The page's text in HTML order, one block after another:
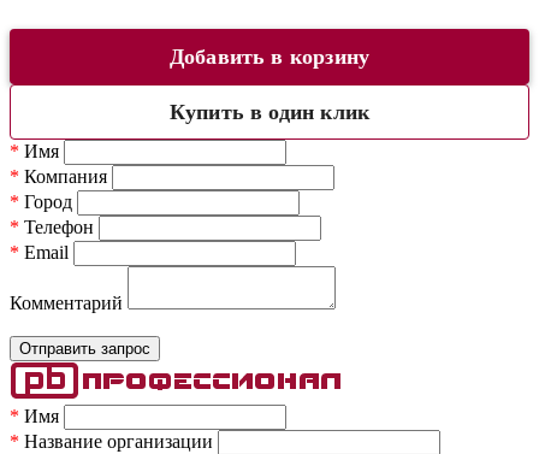
Добавить в корзину
Купить в один клик
* Имя
* Компания
* Город
* Телефон
* Email
Комментарий
* Имя
* Название организации